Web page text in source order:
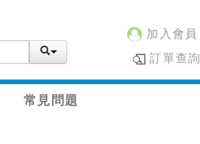
加入會員
訂單查詢
常見問題